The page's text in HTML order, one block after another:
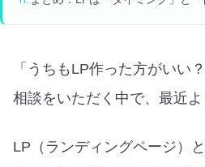
「うちもLP作った方がい
相談をいただく中で、最近よ
LP（ランディングページ）